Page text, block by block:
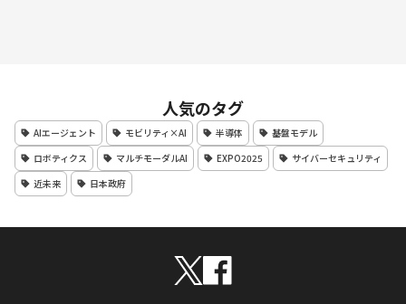
人気のタグ
AIエージェント モビリティ×AI 半導体
基盤モデル
ロボティクス
マルチモーダルAI EXPO2025
サイバーセキュリティ
近未来
日本政府